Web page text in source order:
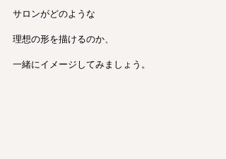
サロンがどのような
理想の形を描けるのか、
一緒にイメージしてみましょう。